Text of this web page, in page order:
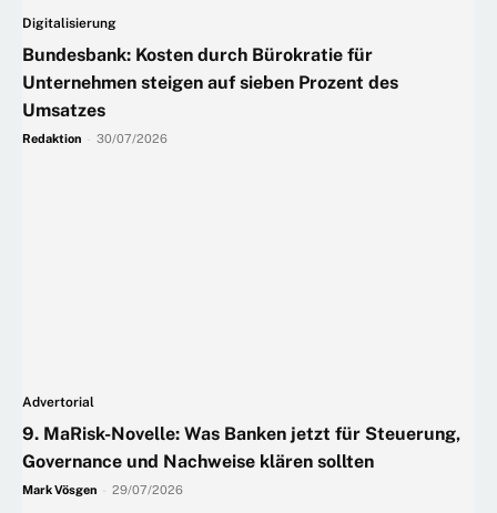
Digitalisierung
Bundesbank: Kosten durch Bürokratie für
Unternehmen steigen auf sieben Prozent des
Umsatzes
Redaktion 30/07/2026
Advertorial
9. MaRisk-Novelle: Was Banken jetzt für Steuerung,
Governance und Nachweise klären sollten
Mark Vösgen 29/07/2026